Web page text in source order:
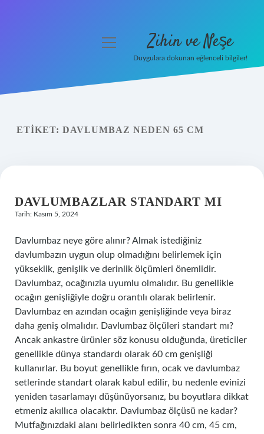
Yasal Uyarı
menüyü
Zihin ve Neşe
Duygulara dokunan eğlenceli bilgiler!
ETIKET: DAVLUMBAZ NEDEN 65 CM
DAVLUMBAZLAR STANDART MI
Tarih: Kasım 5, 2024
Davlumbaz neye göre alınır? Almak istediğiniz
davlumbazın uygun olup olmadığını belirlemek için
yükseklik, genişlik ve derinlik ölçümleri önemlidir.
Davlumbaz, ocağınızla uyumlu olmalıdır. Bu genellikle
ocağın genişliğiyle doğru orantılı olarak belirlenir.
Davlumbaz en azından ocağın genişliğinde veya biraz
daha geniş olmalıdır. Davlumbaz ölçüleri standart mı?
Ancak ankastre ürünler söz konusu olduğunda, üreticiler
genellikle dünya standardı olarak 60 cm genişliği
kullanırlar. Bu boyut genellikle fırın, ocak ve davlumbaz
setlerinde standart olarak kabul edilir, bu nedenle evinizi
yeniden tasarlamayı düşünüyorsanız, bu boyutlara dikkat
etmeniz akıllıca olacaktır. Davlumbaz ölçüsü ne kadar?
Mutfağınızdaki alanı belirledikten sonra 40 cm, 45 cm,